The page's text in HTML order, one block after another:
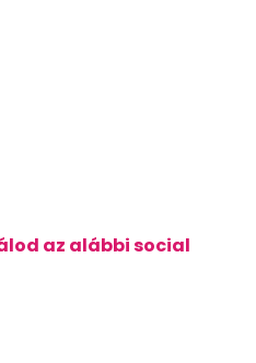
az alábbi social